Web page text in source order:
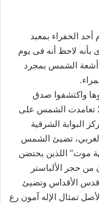
عام 2005 عندما قام أحد الخفراء بمعبد
بأنه لاحظ أنه فى يوم
أشعة الشمس بمجرد
واكتشفوا صدق
الخفير فعلا، وبالتحديد يوم 22 ديسمبر2005 تعامدت الشمس على
البوابة الشرقية
الغربي، تضيئ الشمس
موت” اللذين يحتضن
حجر الألباستر
قدس الأقداس وتضيئ
تمثال الإله آمون رع